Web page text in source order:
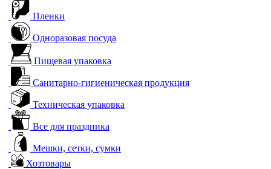
Пленки
Одноразовая посуда
Пищевая упаковка
Санитарно-гигиеническая продукция
Техническая упаковка
Все для праздника
Мешки, сетки, сумки
Хозтовары